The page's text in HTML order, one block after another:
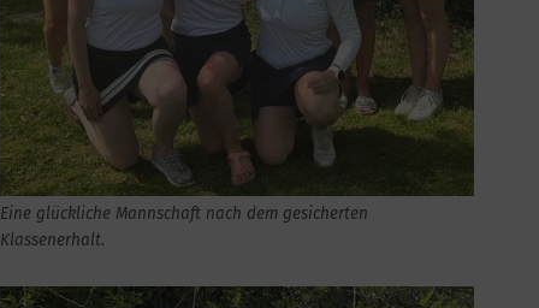
Eine glückliche Mannschaft nach dem gesicherten
Klassenerhalt.